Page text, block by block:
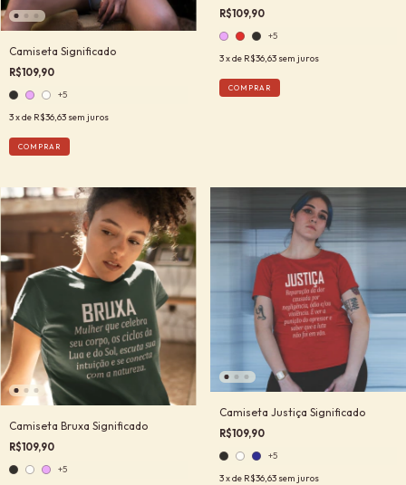
Camiseta Significado
R$109,90
+5
3x de R$36,63 sem juros
COMPRAR
R$109,90
+5
3x de R$36,63 sem juros
COMPRAR
Camiseta Bruxa Significado
R$109,90
+5
Camiseta Justiça Significado
R$109,90
+5
3x de R$36,63 sem juros